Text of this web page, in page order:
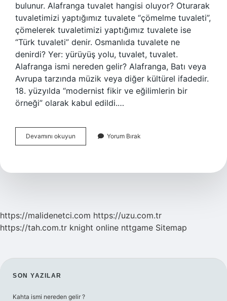
bulunur. Alafranga tuvalet hangisi oluyor? Oturarak
tuvaletimizi yaptığımız tuvalete “çömelme tuvaleti”,
çömelerek tuvaletimizi yaptığımız tuvalete ise
“Türk tuvaleti” denir. Osmanlıda tuvalete ne
denirdi? Yer: yürüyüş yolu, tuvalet, tuvalet.
Alafranga ismi nereden gelir? Alafranga, Batı veya
Avrupa tarzında müzik veya diğer kültürel ifadedir.
18. yüzyılda “modernist fikir ve eğilimlerin bir
örneği” olarak kabul edildi.…
Devamını okuyun Alafranga
Tuvalet
Yorum Bırak
https://malidenetci.com https://uzu.com.tr
https://tah.com.tr knight online nttgame Sitemap
SIDEBAR
SON YAZILAR
Kahta ismi nereden gelir ?